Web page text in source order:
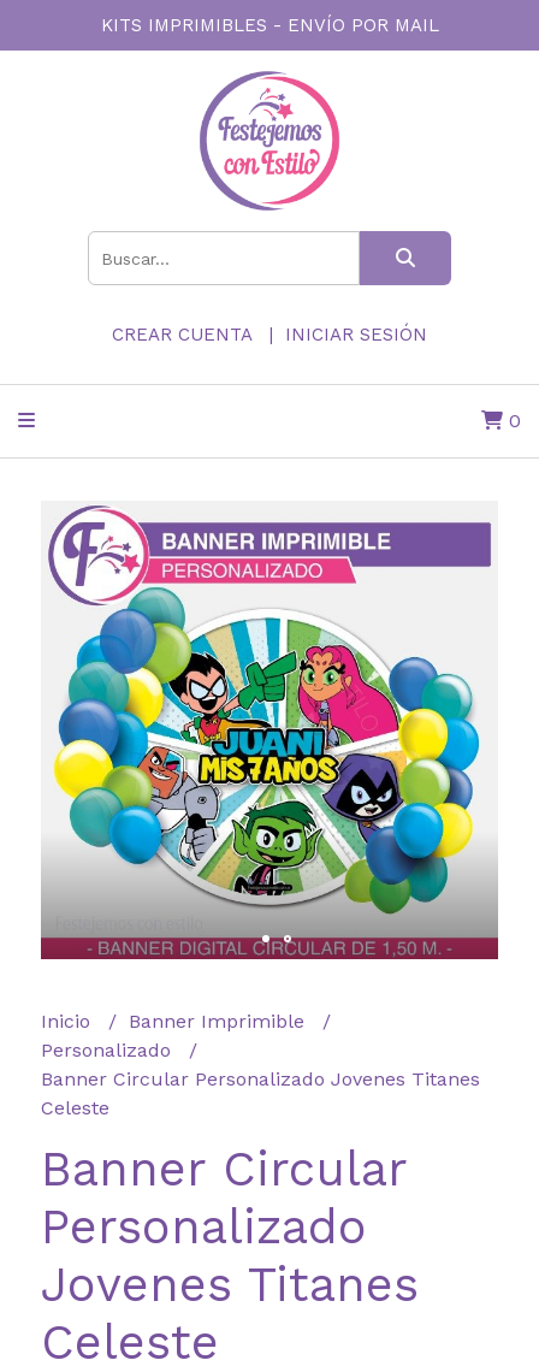
KITS IMPRIMIBLES - ENVÍO POR MAIL
CREAR CUENTA INICIAR SESIÓN
0
Inicio
Banner Imprimible
Personalizado
Banner Circular Personalizado Jovenes Titanes
Celeste
Banner Circular
Personalizado
Jovenes Titanes
Celeste